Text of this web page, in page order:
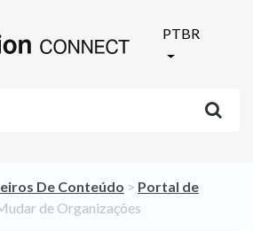
PTBR
De Conteúdo ​ > ​ ​Portal de
de Organizações